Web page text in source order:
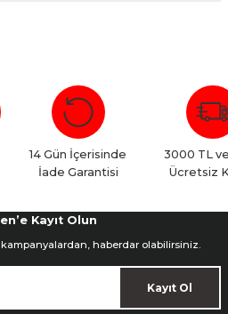
Yorum Yaz
14 Gün İçerisinde
İade Garantisi
3000 TL
Ücretsiz
Kayıt Olun
haberdar olabilirsiniz.
Kayıt Ol